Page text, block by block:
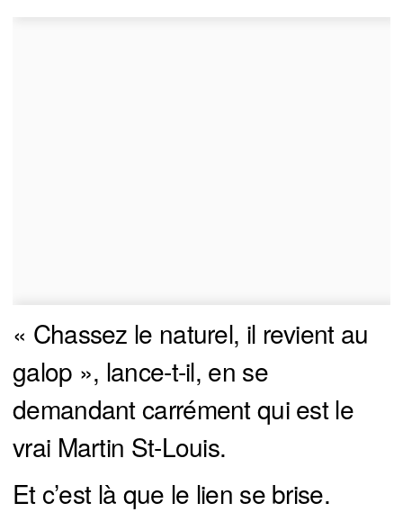
« Chassez le naturel, il revient au
galop », lance-t-il, en se
demandant carrément qui est le
vrai Martin St-Louis.
Et c’est là que le lien se brise.